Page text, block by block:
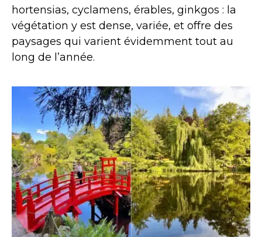
hortensias, cyclamens, érables, ginkgos : la
végétation y est dense, variée, et offre des
paysages qui varient évidemment tout au
long de l’année.